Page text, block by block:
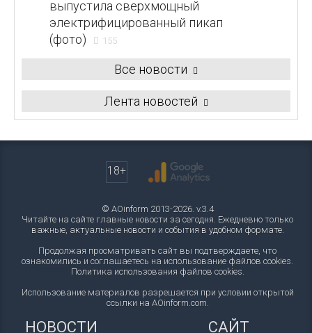
выпустила сверхмощный
электрифицированный пикап
(фото)
155
Все новости
Лента новостей
18+
© AOinform 2013-2026. v.3.4
Читайте на сайте главные новости за сегодня. Ежедневно только
важные, актуальные новости и события в удобном формате.
Продолжая просматривать сайт вы подтверждаете, что
ознакомились и соглашаетесь на использование файлов cookies.
Политика использования файлов cookies.
Использование материалов разрешается при условии открытой
ссылки на AOinform.com.
НОВОСТИ САЙТ